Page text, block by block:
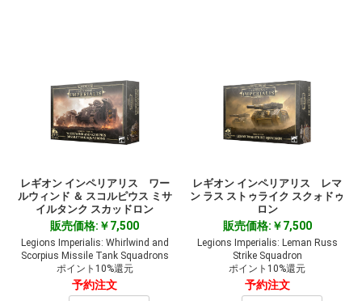
レギオン インペリアリス ワー
ルウィンド ＆ スコルピウス ミサ
イルタンク スカッドロン
販売価格:￥7,500
Legions Imperialis: Whirlwind and
Scorpius Missile Tank Squadrons
ポイント10%還元
予約注文
レギオン インペリアリス レマ
ン ラス ストゥライク スクォドゥ
ロン
販売価格:￥7,500
Legions Imperialis: Leman Russ
Strike Squadron
ポイント10%還元
予約注文